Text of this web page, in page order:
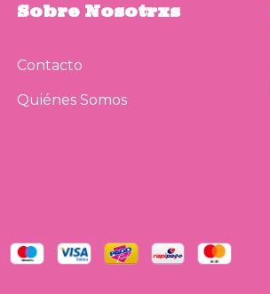
Sobre Nosotrxs
Contacto
Quiénes Somos